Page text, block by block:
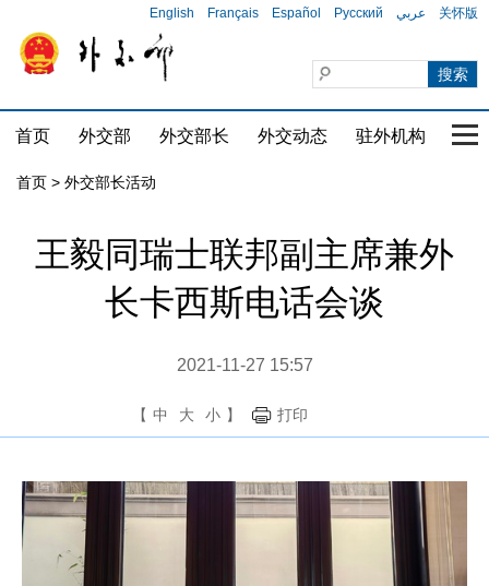
English Français Español Русский عربي 关怀版
首页 外交部 外交部长 外交动态 驻外机构 国
首页 > 外交部长活动
王毅同瑞士联邦副主席兼外
长卡西斯电话会谈
2021-11-27 15:57
【 中 大 小 】 打印